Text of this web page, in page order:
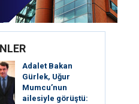
Adalet Bakan
Gürlek, Uğur
Mumcu’nun
ailesiyle görüştü: